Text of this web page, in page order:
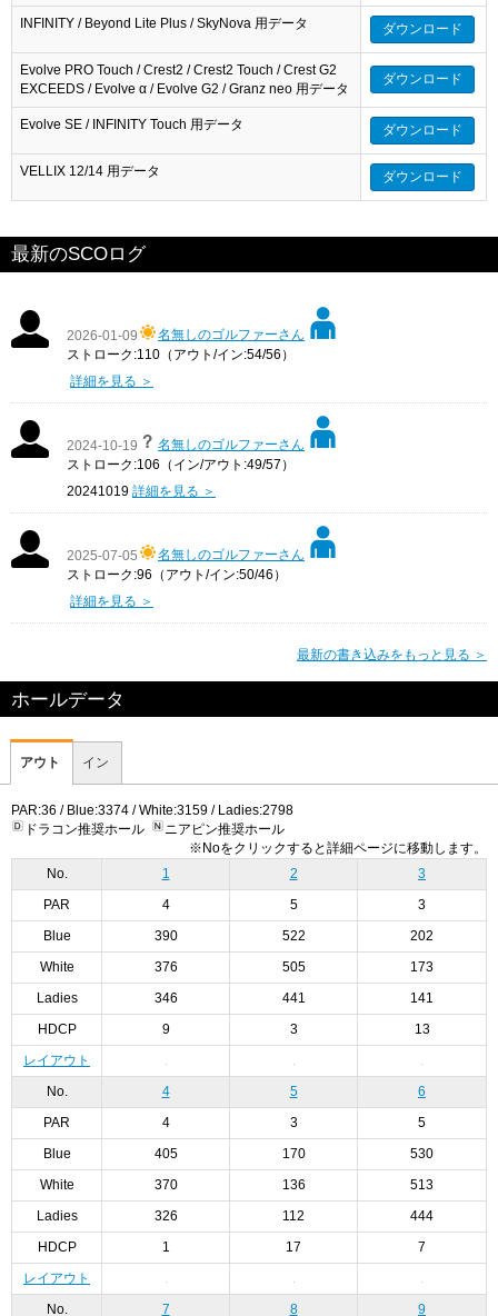
INFINITY / Beyond Lite Plus / SkyNova 用データ ダウンロード
Evolve PRO Touch / Crest2 / Crest2 Touch / Crest G2
EXCEEDS / Evolve α / Evolve G2 / Granz neo 用データ
ダウンロード
Evolve SE / INFINITY Touch 用データ ダウンロード
VELLIX 12/14 用データ ダウンロード
最新のSCOログ
2026-01-09
名無しのゴルファーさん
ストローク:110（アウト/イン:54/56）
詳細を見る ＞
2024-10-19
名無しのゴルファーさん
ストローク:106（イン/アウト:49/57）
20241019 詳細を見る ＞
2025-07-05
名無しのゴルファーさん
ストローク:96（アウト/イン:50/46）
詳細を見る ＞
最新の書き込みをもっと見る ＞
ホールデータ
アウト イン
PAR:36 / Blue:3374 / White:3159 / Ladies:2798
ドラコン推奨ホール
ニアピン推奨ホール
※Noをクリックすると詳細ページに移動します。
No.
1 2 3
PAR 4 5 3
Blue 390 522 202
White 376 505 173
Ladies 346 441 141
HDCP 9 3 13
レイアウト
No. 4 5 6
PAR 4 3 5
Blue 405 170 530
White 370 136 513
Ladies 326 112 444
HDCP 1 17 7
レイアウト
No. 7 8 9